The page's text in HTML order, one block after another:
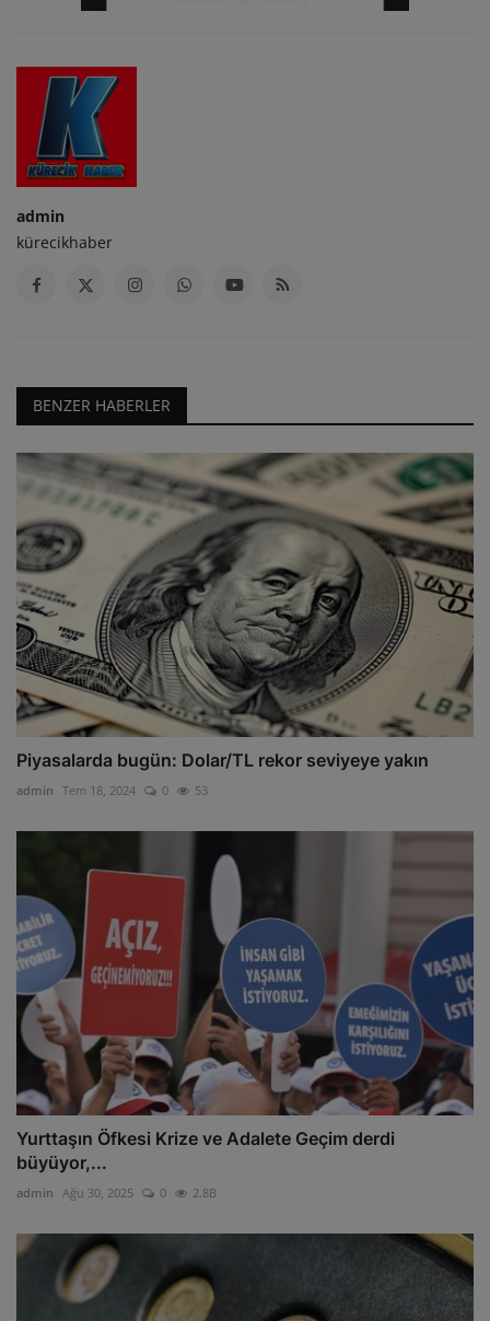
admin
kürecikhaber
BENZER HABERLER
Piyasalarda bugün: Dolar/TL rekor seviyeye yakın
admin Tem 18, 2024 0 53
Yurttaşın Öfkesi Krize ve Adalete Geçim derdi
büyüyor,...
admin Ağu 30, 2025 0 2.8B